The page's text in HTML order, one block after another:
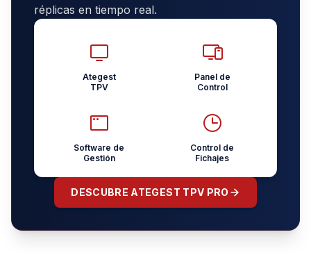
réplicas en tiempo real.
Ategest
TPV
Panel de
Control
Software de
Gestión
Control de
Fichajes
DESCUBRE ATEGEST TPV PRO